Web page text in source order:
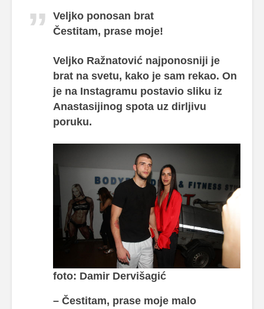
Veljko ponosan brat
Čestitam, prase moje!
Veljko Ražnatović najponosniji je
brat na svetu, kako je sam rekao. On
je na Instagramu postavio sliku iz
Anastasijinog spota uz dirljivu
poruku.
foto: Damir Dervišagić
– Čestitam, prase moje malo